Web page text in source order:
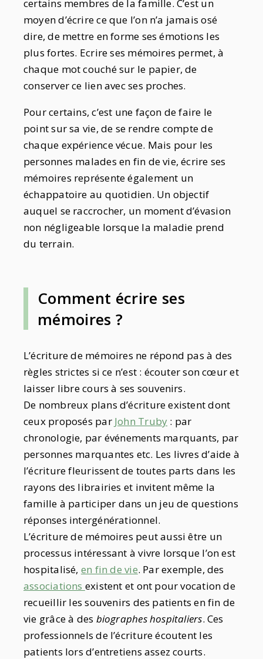
certains membres de la famille. C’est un
moyen d’écrire ce que l’on n’a jamais osé
dire, de mettre en forme ses émotions les
plus fortes. Ecrire ses mémoires permet, à
chaque mot couché sur le papier, de
conserver ce lien avec ses proches.
Pour certains, c’est une façon de faire le
point sur sa vie, de se rendre compte de
chaque expérience vécue. Mais pour les
personnes malades en fin de vie, écrire ses
mémoires représente également un
échappatoire au quotidien. Un objectif
auquel se raccrocher, un moment d’évasion
non négligeable lorsque la maladie prend
du terrain.
Comment écrire ses
mémoires ?
L’écriture de mémoires ne répond pas à des
règles strictes si ce n’est : écouter son cœur et
laisser libre cours à ses souvenirs.
De nombreux plans d’écriture existent dont
ceux proposés par John Truby : par
chronologie, par événements marquants, par
personnes marquantes etc. Les livres d’aide à
l’écriture fleurissent de toutes parts dans les
rayons des librairies et invitent même la
famille à participer dans un jeu de questions
réponses intergénérationnel.
L’écriture de mémoires peut aussi être un
processus intéressant à vivre lorsque l’on est
hospitalisé, en fin de vie. Par exemple, des
associations existent et ont pour vocation de
recueillir les souvenirs des patients en fin de
vie grâce à des biographes hospitaliers. Ces
professionnels de l’écriture écoutent les
patients lors d’entretiens assez courts.